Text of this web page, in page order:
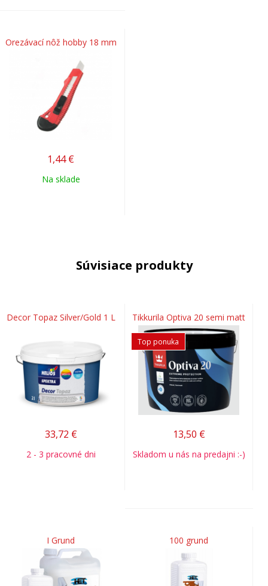
Orezávací nôž hobby 18 mm
1,44 €
Na sklade
Súvisiace produkty
Decor Topaz Silver/Gold 1 L
33,72 €
2 - 3 pracovné dni
Tikkurila Optiva 20 semi matt
Top ponuka
13,50 €
Skladom u nás na predajni :-)
I Grund 100 grund